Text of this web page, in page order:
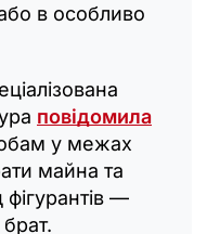
в особливо
повідомила
у межах
майна та
—